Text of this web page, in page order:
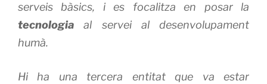
serveis bàsics, i es focalitza en posar la
tecnologia al servei al desenvolupament
humà.
Hi ha una tercera entitat que va estar